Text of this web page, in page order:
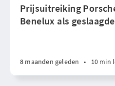
Prijsuitreiking
Benelux als
8 maanden geleden • 10 min